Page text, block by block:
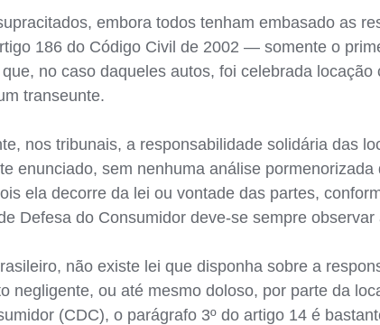
embora todos tenham embasado as
186 do Código Civil de 2002 — somente o
no caso daqueles autos, foi celebrada
transeunte.
nos tribunais, a responsabilidade solidária das
enunciado, sem nenhuma análise
ela decorre da lei ou vontade das partes,
Defesa do Consumidor deve-se sempre
não existe lei que disponha sobre a
negligente, ou até mesmo doloso, por parte da
(CDC), o parágrafo 3º do artigo 14 é